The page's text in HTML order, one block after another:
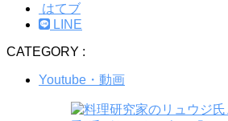
はてブ
LINE
CATEGORY :
Youtube・動画